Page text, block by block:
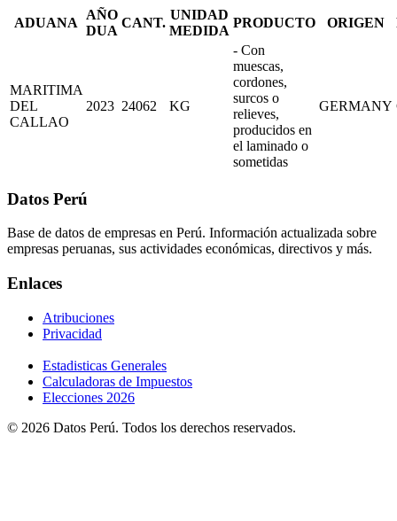
ADUANA
AÑO
DUA
CANT.
UNIDAD
MEDIDA
PRODUCTO ORIGEN
MARITIMA
DEL
CALLAO
2023 24062 KG
- Con
muescas,
cordones,
surcos o
relieves,
producidos en
el laminado o
sometidas
GERMANY
Datos Perú
Base de datos de empresas en Perú. Información actualizada sobre
empresas peruanas, sus actividades económicas, directivos y más.
Enlaces
Atribuciones
Privacidad
Estadisticas Generales
Calculadoras de Impuestos
Elecciones 2026
© 2026 Datos Perú. Todos los derechos reservados.